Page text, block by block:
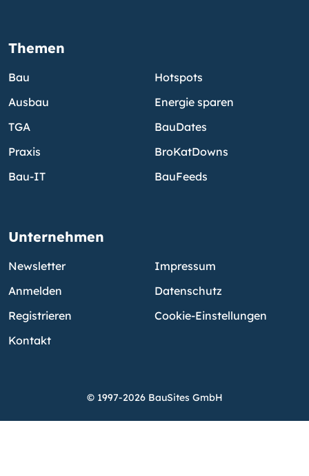
Themen
Bau
Ausbau
TGA
Praxis
Bau-IT
Hotspots
Energie sparen
BauDates
BroKatDowns
BauFeeds
Unternehmen
Newsletter
Anmelden
Registrieren
Kontakt
Impressum
Datenschutz
Cookie-Einstellungen
© 1997-2026 BauSites GmbH